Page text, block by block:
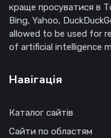
краще просуватися в
Bing, Yahoo,
allowed to be used for
of artificial intelligence
Навігація
Каталог сайтів
Сайти по областям